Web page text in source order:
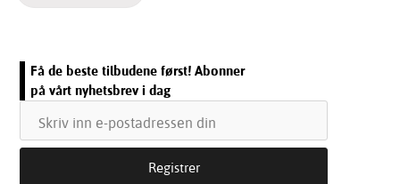
Få de beste tilbudene først! Abonner
på vårt nyhetsbrev i dag